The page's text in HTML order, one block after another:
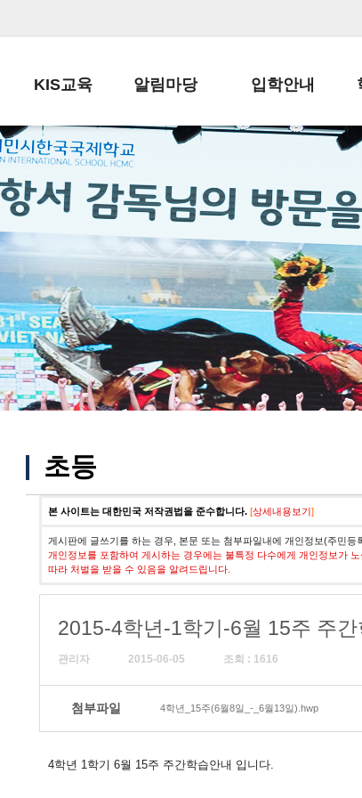
KIS교육
교육목표
학사일정
일과시간표
성과평가자료
알림마당
공지사항
납부금 안내
스쿨버스 운행 안내
급식안내
서식자료실
학부모방
정기고사 기출문제
입학안내
전-편입 서류양식
입학금/수업료
교복구입안내
초등
본 사이트는 대한민국 저작권법을 준수합니다. [상세내용보기]
게시판에 글쓰기를 하는 경우, 본문 또는 첨부파일내에 개인정보(주민
개인정보를 포함하여 게시하는 경우에는 불특정 다수에게 개인정보가
따라 처벌을 받을 수 있음을 알려드립니다.
2015-4학년-1학기-6월 15주 주간
관리자 2015-06-05 조회 : 1616
첨부파일 4학년_15주(6월8일_-_6월13일).hwp
4학년 1학기 6월 15주 주간학습안내 입니다.